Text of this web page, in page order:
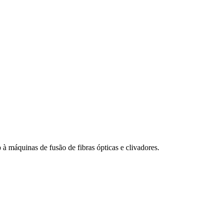
máquinas de fusão de fibras ópticas e clivadores.